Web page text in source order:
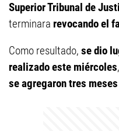
Superior Tribunal de
terminara revocando el
Como resultado, se dio
realizado este miércoles
se agregaron tres